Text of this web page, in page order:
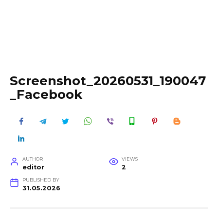
Screenshot_20260531_190047
_Facebook
AUTHOR
editor
VIEWS
2
PUBLISHED BY
31.05.2026